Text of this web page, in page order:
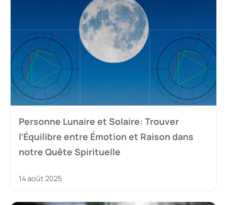
Personne Lunaire et Solaire: Trouver
l’Équilibre entre Émotion et Raison dans
notre Quête Spirituelle
14 août 2025